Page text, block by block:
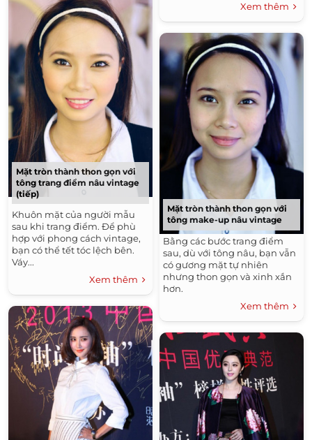
Mặt tròn thành thon gọn với
tông trang điểm nâu vintage
(tiếp)
Khuôn mặt của người mẫu
sau khi trang điểm. Để phù
hợp với phong cách vintage,
bạn có thể tết tóc lệch bên.
Váy...
Xem thêm
Xem thêm
Mặt tròn thành thon gọn với
tông make-up nâu vintage
Bằng các bước trang điểm
sau, dù với tông nâu, bạn vẫn
có gương mặt tự nhiên
nhưng thon gọn và xinh xắn
hơn.
Xem thêm